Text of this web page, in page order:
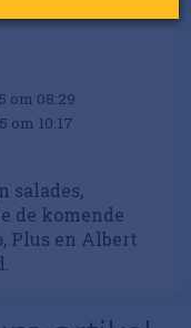
om 08:29
om 10:17
salades,
de komende
Plus en Albert